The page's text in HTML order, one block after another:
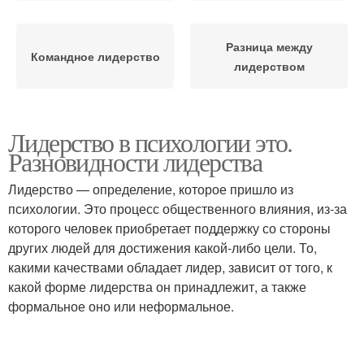
Командное лидерство
Разница между
лидерством
Лидерство в психологии это.
Разновидности лидерства
Лидерство — определение, которое пришло из
психологии. Это процесс общественного влияния, из-за
которого человек приобретает поддержку со стороны
других людей для достижения какой-либо цели. То,
какими качествами обладает лидер, зависит от того, к
какой форме лидерства он принадлежит, а также
формальное оно или неформальное.